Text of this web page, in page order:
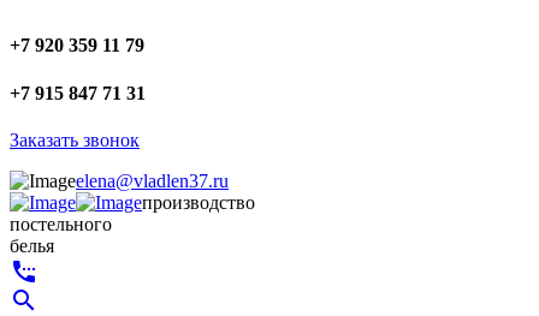
+7 920 359 11 79
+7 915 847 71 31
Заказать звонок
elena@vladlen37.ru
производство
постельного
белья
settings_phone
search